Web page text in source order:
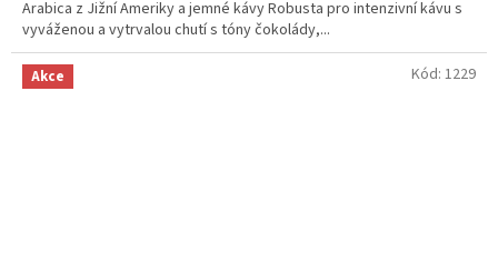
Arabica z Jižní Ameriky a jemné kávy Robusta pro intenzivní kávu s
vyváženou a vytrvalou chutí s tóny čokolády,...
Akce Kód: 1229